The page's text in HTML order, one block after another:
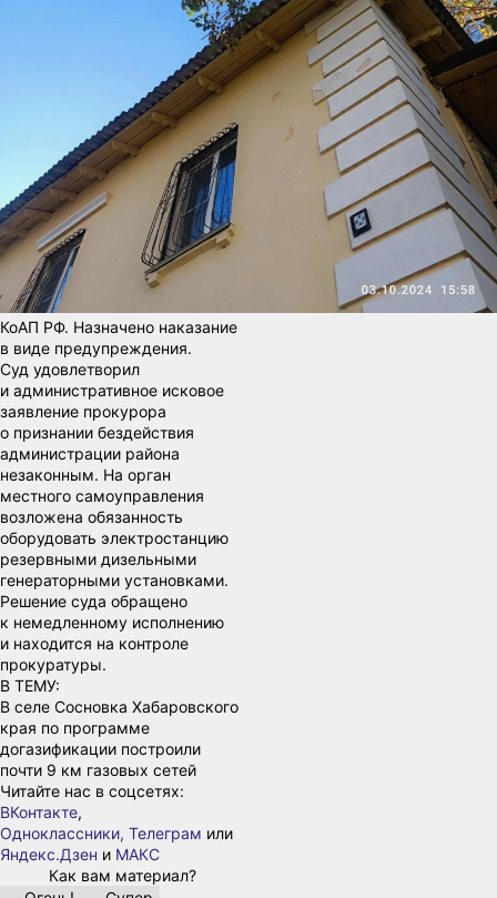
и генеральному директору
организации. Требования
удовлетворены,
электроснабжение населения
и иных потребителей
восстановлено.
На основании постановлений
прокурора генеральный
директор и юридическое лицо
компании привлечены
к административной
ответственности по ч. 2 ст. 7.23
КоАП РФ. Назначено наказание
в виде предупреждения.
Суд удовлетворил
и административное исковое
заявление прокурора
о признании бездействия
администрации района
незаконным. На орган
местного самоуправления
возложена обязанность
оборудовать электростанцию
резервными дизельными
генераторными установками.
Решение суда обращено
к немедленному исполнению
и находится на контроле
прокуратуры.
В ТЕМУ:
В селе Сосновка Хабаровского
края по программе
догазификации построили
почти 9 км газовых сетей
Читайте нас в соцсетях:
ВКонтакте,
Одноклассники, Телеграм или
Яндекс.Дзен и МАКС
Как вам материал?